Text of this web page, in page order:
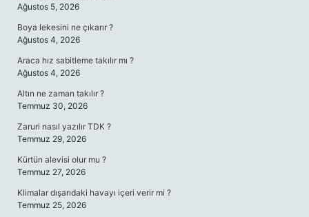
Ağustos 5, 2026
Boya lekesini ne çıkarır ?
Ağustos 4, 2026
Araca hız sabitleme takılır mı ?
Ağustos 4, 2026
Altın ne zaman takılır ?
Temmuz 30, 2026
Zaruri nasıl yazılır TDK ?
Temmuz 29, 2026
Kürtün alevisi olur mu ?
Temmuz 27, 2026
Klimalar dışarıdaki havayı içeri verir mi ?
Temmuz 25, 2026